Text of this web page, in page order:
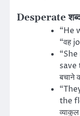
Desperate शब्द
“He
“वह
save
बचाने
the